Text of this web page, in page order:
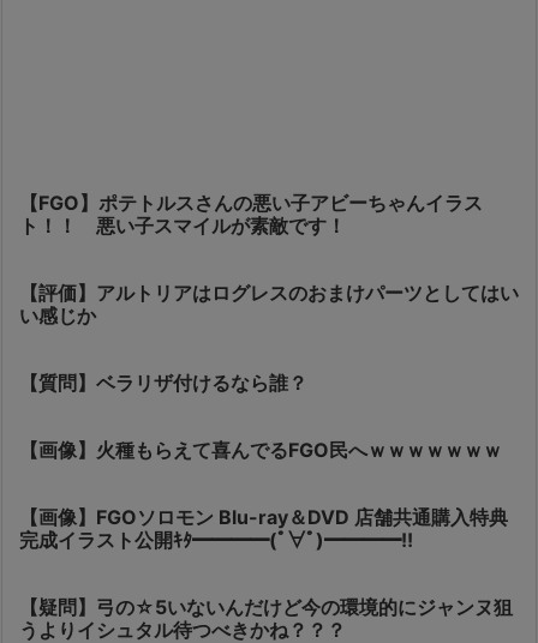
【FGO】ポテトルスさんの悪い子アビーちゃんイラス
ト！！ 悪い子スマイルが素敵です！
【評価】アルトリアはログレスのおまけパーツとしてはい
い感じか
【質問】ベラリザ付けるなら誰？
【画像】火種もらえて喜んでるFGO民へｗｗｗｗｗｗｗ
【画像】FGOソロモン Blu-ray＆DVD 店舗共通購入特典
完成イラスト公開ｷﾀ━━━━(ﾟ∀ﾟ)━━━━!!
【疑問】弓の☆5いないんだけど今の環境的にジャンヌ狙
うよりイシュタル待つべきかね？？？